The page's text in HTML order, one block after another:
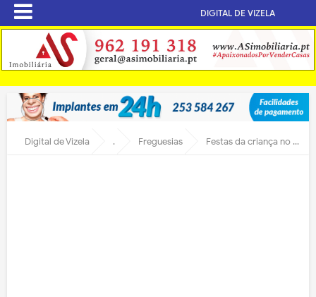
DIGITAL DE VIZELA
Digital de Vizela . Freguesias Festas da criança no concelho de Vizela